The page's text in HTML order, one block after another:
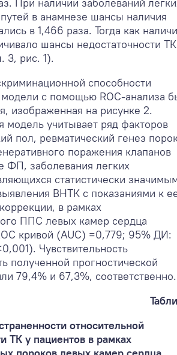
в анамнезе шансы наличия
в 1,466 раза. Тогда как
шансы недостаточности ТК
3, рис. 1).
способности
с помощью ROC-анализа
изображенная на рисунке 2.
модель учитывает ряд факторов
пол, ревматический генез
поражения клапанов
ФП, заболевания легких
статистически
ВНТК c показаниями к
в рамках
ППС левых камер сердца
кривой (AUC) =0,779; 95% ДИ:
Чувствительность
полученной прогностической
79,4% и 67,3%, соответственно.
относительной
ТК у пациентов в рамках